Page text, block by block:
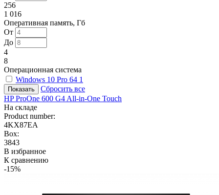
256
1 016
Оперативная память, Гб
От
До
4
8
Операционная система
Windows 10 Pro 64 1
Сбросить все
HP ProOne 600 G4 All-in-One Touch
На складе
Product number:
4KX87EA
Box:
3843
В избранное
К сравнению
-15%